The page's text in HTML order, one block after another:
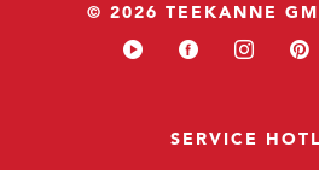
© 2026 TEEKANNE
SERVICE